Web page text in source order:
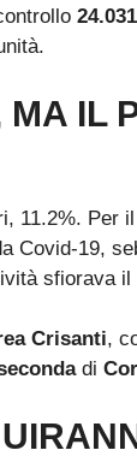
24.031
IL
11.2%. Per il
Covid-19,
sfiorava il
Crisanti,
di